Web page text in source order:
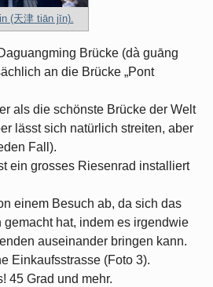
(天津 tiān jīn).
Brücke (dà guāng
an die Brücke „Pont
als die schönste Brücke der Welt
lässt sich natürlich streiten, aber
Fall).
ein grosses Riesenrad installiert
einem Besuch ab, da sich das
hat, indem es irgendwie
auseinander bringen kann.
Einkaufsstrasse (Foto 3).
45 Grad und mehr.